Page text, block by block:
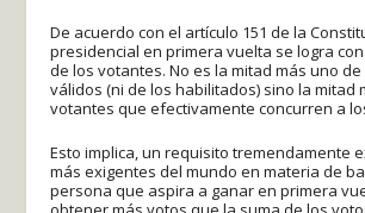
De acuerdo con el artículo 151 de la
presidencial en primera vuelta se logra
de los votantes. No es la mitad más uno
válidos (ni de los habilitados) sino la mitad
votantes que efectivamente concurren a
Esto implica, un requisito tremendamente
más exigentes del mundo en materia de
persona que aspira a ganar en primera